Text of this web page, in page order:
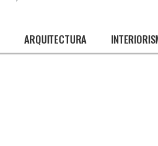
ARQUITECTURA